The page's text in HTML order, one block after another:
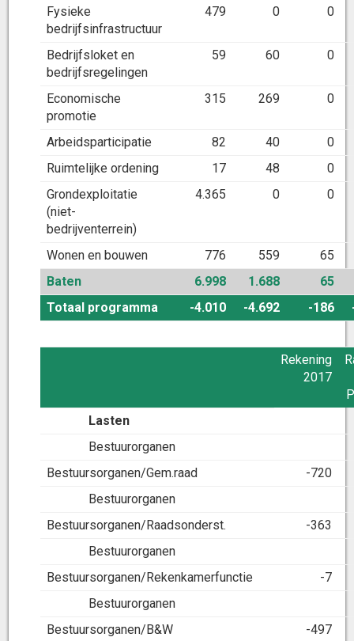
Fysieke
bedrijfsinfrastructuur
479 0 0
Bedrijfsloket en
bedrijfsregelingen
59 60 0
Economische
promotie
315 269 0
Arbeidsparticipatie 82 40
0
Ruimtelijke ordening
17 48
0
Grondexploitatie
(niet-
bedrijventerrein)
4.365 0 0
Wonen en bouwen 776 559
65
Baten
6.998 1.688
65
Totaal programma
-4.010 -4.692 -186
Rekening
2017
Lasten
Bestuurorganen
Bestuursorganen/Gem.raad
-720
Bestuurorganen
Bestuursorganen/Raadsonderst.
-363
Bestuurorganen
Bestuursorganen/Rekenkamerfunctie
-7
Bestuurorganen
Bestuursorganen/B&W
-497